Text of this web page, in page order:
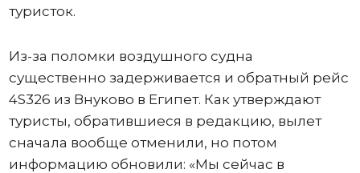
туристок.
Из-за поломки воздушного судна
существенно задерживается и обратный рейс
4S326 из Внуково в Египет. Как утверждают
туристы, обратившиеся в редакцию, вылет
сначала вообще отменили, но потом
информацию обновили: «Мы сейчас в